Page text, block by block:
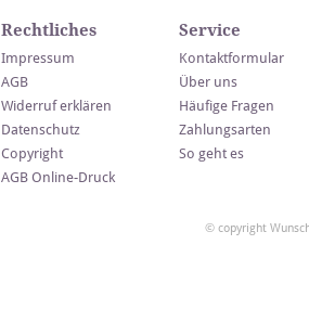
Rechtliches
Impressum
AGB
Widerruf erklären
Datenschutz
Copyright
AGB Online-Druck
Service
Kontaktformular
Über uns
Häufige Fragen
Zahlungsarten
So geht es
© copyright